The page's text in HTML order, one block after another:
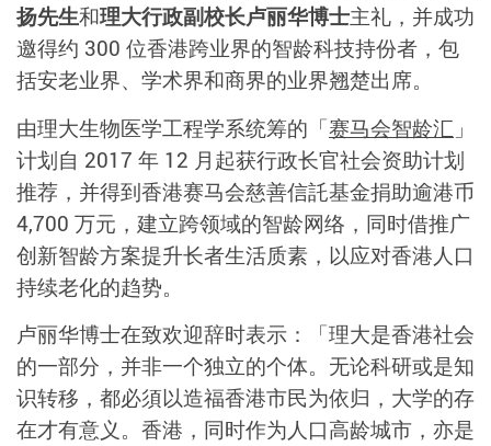
扬先生和理大行政副校长卢丽华博士主礼，并成功
邀得约 300 位香港跨业界的智龄科技持份者，包
括安老业界、学术界和商界的业界翘楚出席。
由理大生物医学工程学系统筹的「赛马会智龄汇 」
计划自 2017 年 12 月起获行政长官社会资助计划
推荐，并得到香港赛马会慈善信託基金捐助逾港币
4,700 万元，建立跨领域的智龄网络，同时借推广
创新智龄方案提升长者生活质素，以应对香港人口
持续老化的趋势。
卢丽华博士在致欢迎辞时表示：「理大是香港社会
的一部分，并非一个独立的个体。无论科研或是知
识转移，都必須以造福香港市民为依归，大学的存
在才有意义。香港，同时作为人口高龄城市，亦是